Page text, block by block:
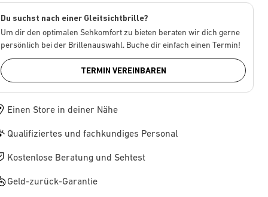
Du suchst nach einer Gleitsichtbrille?
Um dir den optimalen Sehkomfort zu bieten beraten wir dich gerne
persönlich bei der Brillenauswahl. Buche dir einfach einen Termin!
TERMIN VEREINBAREN
Einen Store in deiner Nähe
Qualifiziertes und fachkundiges Personal
Kostenlose Beratung und Sehtest
Geld-zurück-Garantie